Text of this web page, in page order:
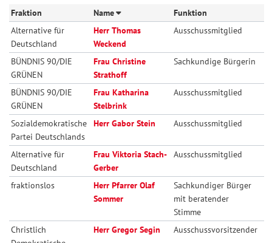
Fraktion Name
Funktion
Alternative für
Deutschland
Herr Thomas
Weckend
Ausschussmitglied
BÜNDNIS 90/DIE
GRÜNEN
Frau Christine
Strathoff
Sachkundige Bürgerin
BÜNDNIS 90/DIE
GRÜNEN
Frau Katharina
Stelbrink
Ausschussmitglied
Sozialdemokratische
Partei Deutschlands
Herr Gabor Stein Ausschussmitglied
Alternative für
Deutschland
Frau Viktoria Stach-
Gerber
Ausschussmitglied
fraktionslos
Herr Pfarrer Olaf
Sommer
Sachkundiger Bürger
mit beratender
Stimme
Christlich
Herr Gregor Segin Ausschussvorsitzender